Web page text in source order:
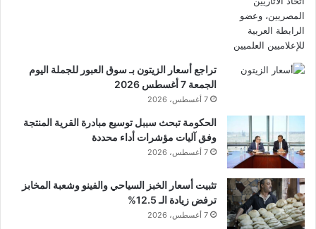
تراجع أسعار الزيتون بـ سوق العبور للجملة اليوم
الجمعة 7 أغسطس 2026
7 أغسطس، 2026
الحكومة تبحث سببل توسيع مبادرة القرية المنتجة
وفق آليات مؤشرات أداء محددة
7 أغسطس، 2026
تثبيت أسعار الخبز السياحي والفينو وشعبة المخابز
ترفض زيادة الـ 12.5%
7 أغسطس، 2026